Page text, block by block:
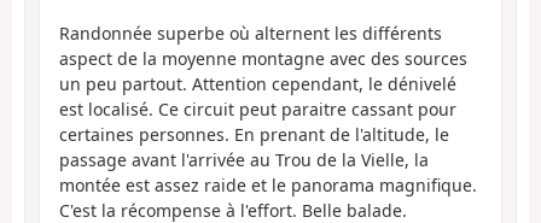
Randonnée superbe où alternent les différents
aspect de la moyenne montagne avec des sources
un peu partout. Attention cependant, le dénivelé
est localisé. Ce circuit peut paraitre cassant pour
certaines personnes. En prenant de l'altitude, le
passage avant l'arrivée au Trou de la Vielle, la
montée est assez raide et le panorama magnifique.
C'est la récompense à l'effort. Belle balade.